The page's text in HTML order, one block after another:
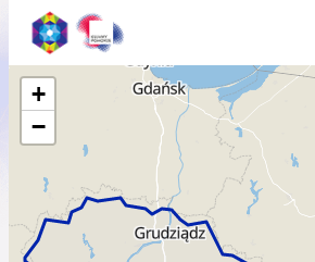
Znajdź atrakcję Znajdź artykuł
Znajdź atrakcję
Nazwa atrakcji
Miasto
+
−